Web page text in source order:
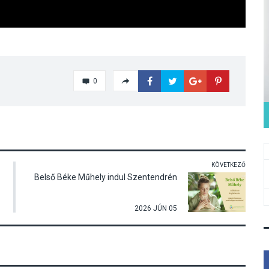
0
KÖVETKEZŐ
Belső Béke Műhely indul Szentendrén
2026 JÚN 05